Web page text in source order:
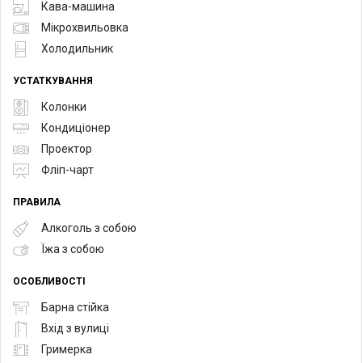
Кава-машина
Мікрохвильовка
Холодильник
УСТАТКУВАННЯ
Колонки
Кондиціонер
Проектор
Фліп-чарт
ПРАВИЛА
Алкоголь з собою
Їжа з собою
ОСОБЛИВОСТІ
Барна стійка
Вхід з вулиці
Гримерка